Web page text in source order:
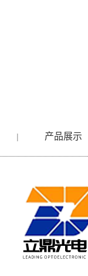
| 产品展示